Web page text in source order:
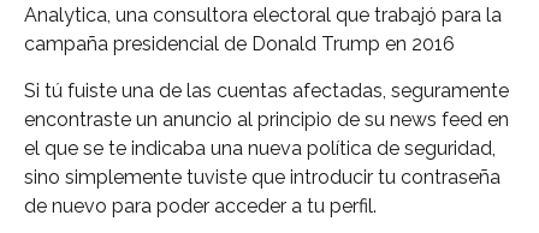
Analytica, una consultora electoral que trabajó para la
campaña presidencial de Donald Trump en 2016
Si tú fuiste una de las cuentas afectadas, seguramente
encontraste un anuncio al principio de su news feed en
el que se te indicaba una nueva política de seguridad,
sino simplemente tuviste que introducir tu contraseña
de nuevo para poder acceder a tu perfil.